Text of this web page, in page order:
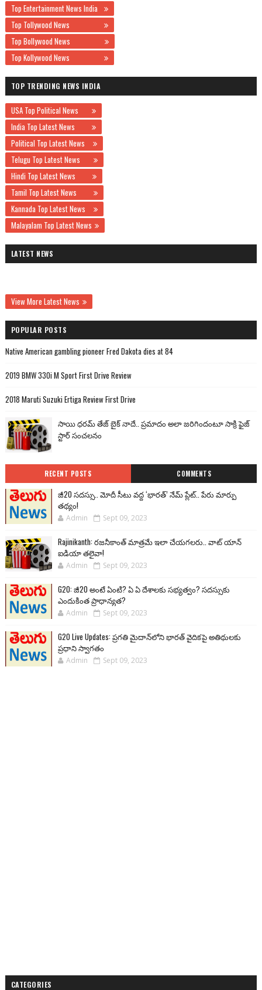
Top Entertainment News India
Top Tollywood News
Top Bollywood News
Top Kollywood News
TOP TRENDING NEWS INDIA
USA Top Political News
India Top Latest News
Political Top Latest News
Telugu Top Latest News
Hindi Top Latest News
Tamil Top Latest News
Kannada Top Latest News
Malayalam Top Latest News
LATEST NEWS
View More Latest News
POPULAR POSTS
Native American gambling pioneer Fred Dakota dies at 84
2019 BMW 330i M Sport First Drive Review
2018 Maruti Suzuki Ertiga Review First Drive
సాయి ధరమ్ తేజ్ బైక్ నాదే.. ప్రమాదం అలా జరిగిందంటూ సాక్రి ఫైజ్
స్టార్ సంచలనం
RECENT POSTS COMMENTS
జీ20 సదస్సు.. మోదీ సీటు వద్ద ‘భారత్’ నేమ్ ప్లేట్‌.. పేరు మార్పు
తథ్యం!
Admin Sept 09, 2023
Rajinikanth: రజనీకాంత్ మాత్రమే ఇలా చేయగలరు.. వాట్ యాన్
ఐడియా తలైవా!
Admin Sept 09, 2023
G20: జీ20 అంటే ఏంటి? ఏ ఏ దేశాలకు సభ్యత్వం? సదస్సుకు
ఎందుకింత ప్రాధాన్యత?
Admin Sept 09, 2023
G20 Live Updates: ప్రగతి మైదాన్‌లోని భారత్ వైదికపై అతిథులకు
ప్రధాని స్వాగతం
Admin Sept 09, 2023
CATEGORIES